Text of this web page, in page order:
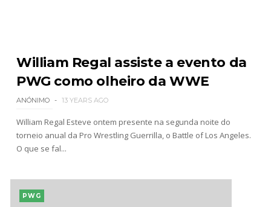
William Regal assiste a evento da
PWG como olheiro da WWE
ANÓNIMO 13 YEARS AGO
William Regal Esteve ontem presente na segunda noite do
torneio anual da Pro Wrestling Guerrilla, o Battle of Los Angeles.
O que se fal...
PWG